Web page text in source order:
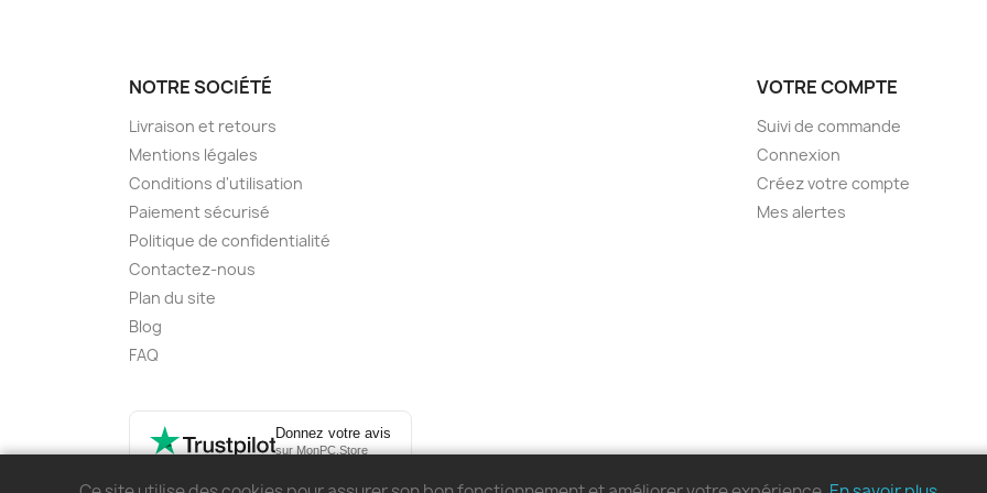
NOTRE SOCIÉTÉ
Livraison et retours
Mentions légales
Conditions d'utilisation
Paiement sécurisé
Politique de confidentialité
Contactez-nous
Plan du site
Blog
FAQ
VOTRE COMPTE
Suivi de commande
Connexion
Créez votre compte
Mes alertes
Donnez votre avis
sur MonPC.Store